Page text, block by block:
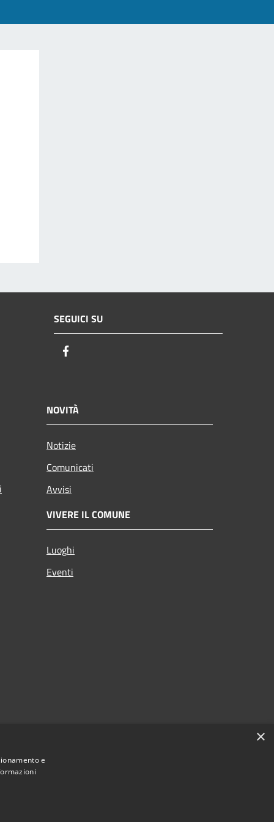
SEGUICI SU
NOVITÀ
Notizie
Comunicati
Avvisi
VIVERE IL COMUNE
Luoghi
Eventi
×
e